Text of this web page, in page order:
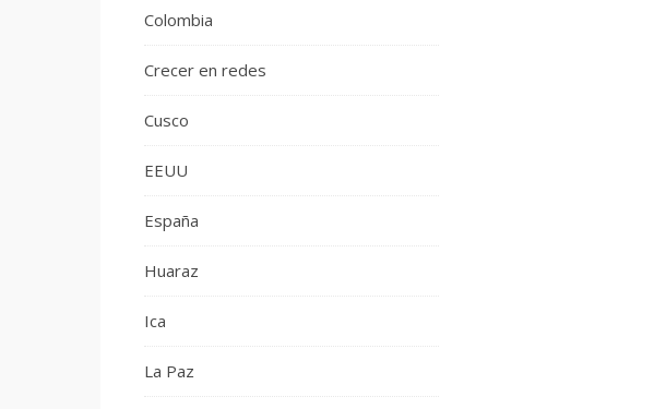
Colombia
Crecer en redes
Cusco
EEUU
España
Huaraz
Ica
La Paz